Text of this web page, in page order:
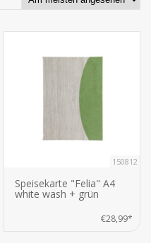
150812
Speisekarte "Felia" A4
white wash + grün
€28,99*